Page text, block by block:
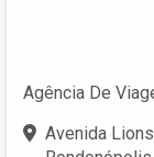
Agência De
Avenida